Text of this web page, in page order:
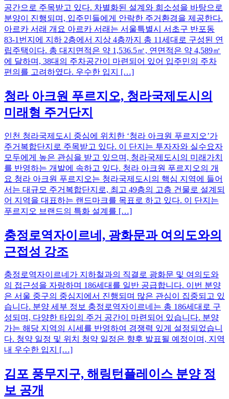
공간으로 주목받고 있다. 차별화된 설계와 희소성을 바탕으로
분양이 진행되며, 입주민들에게 안락한 주거환경을 제공한다.
아르카 서래 개요 아르카 서래는 서울특별시 서초구 반포동
83-1번지에 지하 2층에서 지상 4층까지 총 11세대로 구성된 연
립주택이다. 총 대지면적은 약 1,536.5㎡, 연면적은 약 4,589㎡
에 달하며, 38대의 주차공간이 마련되어 있어 입주민의 주차
편의를 고려하였다. 우수한 입지 […]
청라 아크원 푸르지오, 청라국제도시의
미래형 주거단지
인천 청라국제도시 중심에 위치한 ‘청라 아크원 푸르지오’가
주거복합단지로 주목받고 있다. 이 단지는 투자자와 실수요자
모두에게 높은 관심을 받고 있으며, 청라국제도시의 미래가치
를 반영하는 개발에 속하고 있다. 청라 아크원 푸르지오의 개
요 청라 아크원 푸르지오는 청라국제도시의 핵심 지역에 들어
서는 대규모 주거복합단지로, 최고 49층의 고층 건물로 설계되
어 지역을 대표하는 랜드마크를 목표로 하고 있다. 이 단지는
푸르지오 브랜드의 특화 설계를 […]
충정로역자이르네, 광화문과 여의도와의
근접성 강조
충정로역자이르네가 지하철과의 직결로 광화문 및 여의도와
의 접근성을 자랑하며 186세대를 일반 공급합니다. 이번 분양
은 서울 중구의 중심지에서 진행되며 많은 관심이 집중되고 있
습니다. 분양 세부 정보 충정로역자이르네는 총 186세대로 구
성되며, 다양한 타입의 주거 공간이 마련되어 있습니다. 분양
가는 해당 지역의 시세를 반영하여 경쟁력 있게 설정되었습니
다. 청약 일정 및 위치 청약 일정은 향후 발표될 예정이며, 지역
내 우수한 입지 […]
김포 풍무지구, 해링턴플레이스 분양 정
보 공개